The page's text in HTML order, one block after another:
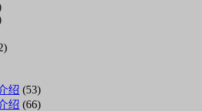
绍 (53)
绍 (66)